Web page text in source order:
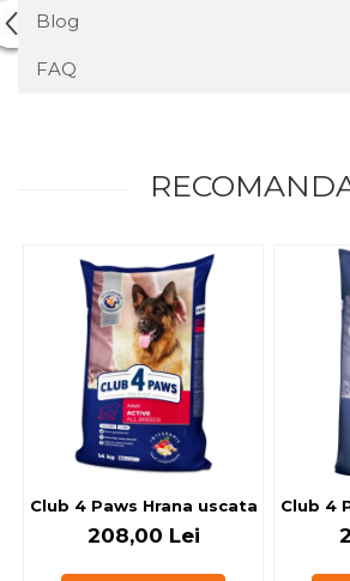
Blog
FAQ
Club 4 Paws Hrana uscata caini
208,00 Lei
Club 4